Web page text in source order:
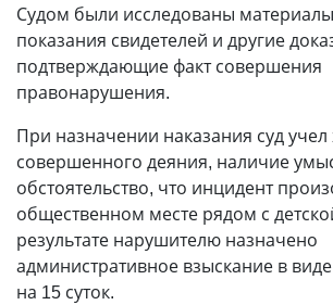
Судом были исследованы
показания свидетелей и другие
подтверждающие факт совершения
правонарушения.
При назначении наказания суд учел
совершенного деяния, наличие
обстоятельство, что инцидент
общественном месте рядом с
результате нарушителю назначено
административное взыскание в
на 15 суток.